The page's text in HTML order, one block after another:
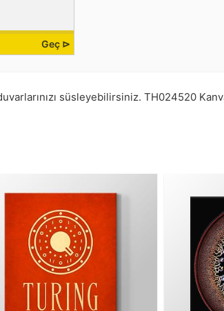
Geç ⊳
süsleyebilirsiniz. TH024520